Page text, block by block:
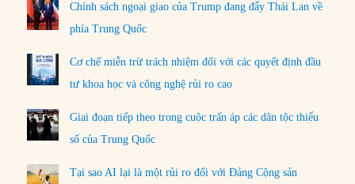
Chính sách ngoại giao của Trump đang đẩy Thái Lan về
phía Trung Quốc
Cơ chế miễn trừ trách nhiệm đối với các quyết định đầu
tư khoa học và công nghệ rủi ro cao
Giai đoạn tiếp theo trong cuộc trấn áp các dân tộc thiểu
số của Trung Quốc
Tại sao AI lại là một rủi ro đối với Đảng Cộng sản